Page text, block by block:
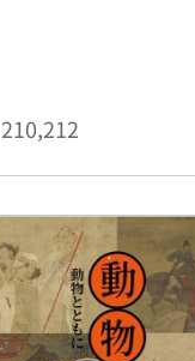
210,212